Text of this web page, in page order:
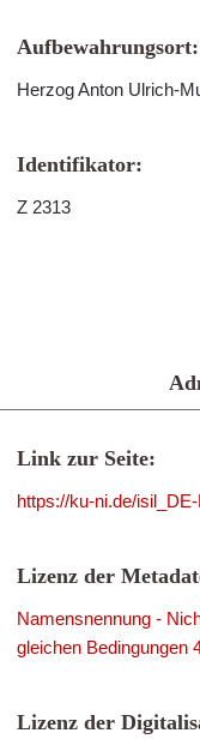
Aufbewahrungsort:
Herzog Anton Ulrich-
Identifikator:
Z 2313
Link zur Seite:
https://ku-ni.de/
Lizenz der
Namensnennung -
gleichen Bedingungen
Lizenz der